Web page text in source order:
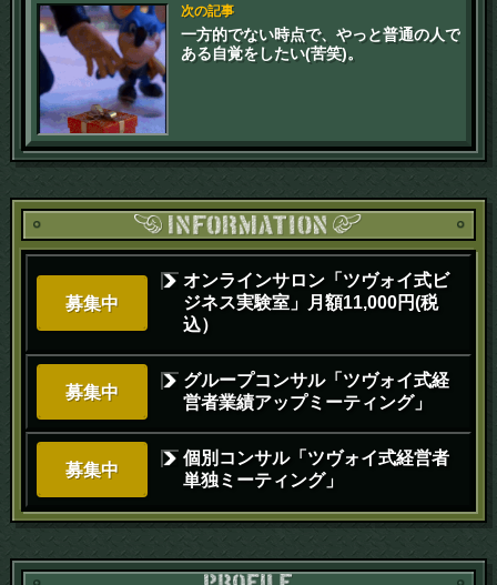
次の記事
一方的でない時点で、やっと普通の人で
ある自覚をしたい(苦笑)。
募集中
オンラインサロン「ツヴォイ式ビ
ジネス実験室」月額11,000円(税
込）
募集中
グループコンサル「ツヴォイ式経
営者業績アップミーティング」
募集中
個別コンサル「ツヴォイ式経営者
単独ミーティング」